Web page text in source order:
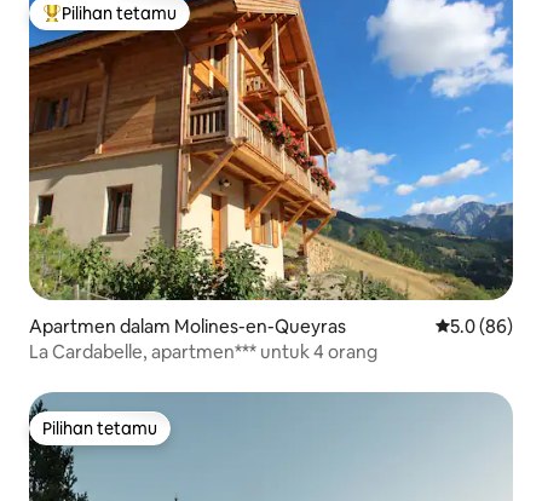
Pilihan utama tetamu
Pilihan tetamu
Apartmen dalam Molines-en-Queyras Penarafan
5.0 (86)
La Cardabelle, apartmen*** untuk 4 orang
Pilihan tetamu
Pilihan tetamu